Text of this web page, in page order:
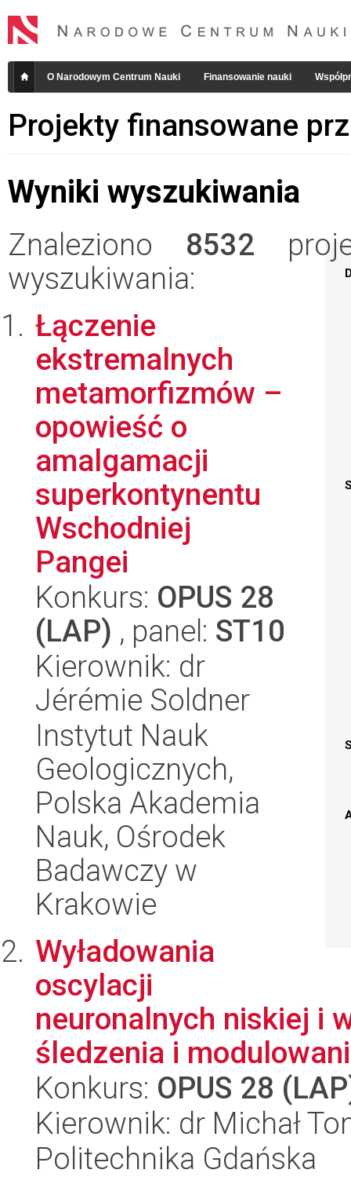
O Narodowym Centrum Nauki Finansowanie nauki
Projekty finansowane
Wyniki wyszukiwania
Znaleziono 8532
wyszukiwania:
Łączenie
ekstremalnych
metamorfizmów –
opowieść o
amalgamacji
superkontynentu
Wschodniej
Pangei
Konkurs: OPUS 28
(LAP) , panel: ST10
Kierownik: dr
Jérémie Soldner
Instytut Nauk
Geologicznych,
Polska Akademia
Nauk, Ośrodek
Badawczy w
Krakowie
Wyładowania
oscylacji
neuronalnych niskiej i
śledzenia i
Konkurs: OPUS 28
Kierownik: dr Michał
Politechnika Gdańska